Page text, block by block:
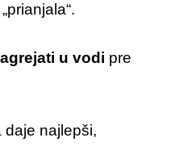
u vodi pre
daje najlepši,